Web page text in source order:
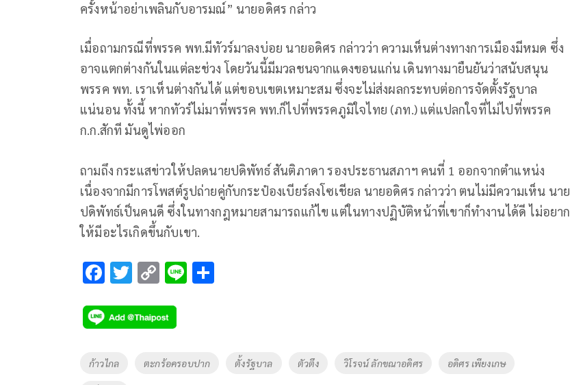
ครั้งหน้าอย่าเพลินกับอารมณ์” นายอดิศร กล่าว
เมื่อถามกรณีที่พรรค พท.มีทัวร์มาลงบ่อย นายอดิศร กล่าวว่า ความเห็นต่างทางการเมืองมีหมด ซึ่ง
อาจแตกต่างกันในแต่ละช่วง โดยวันนี้มีมวลชนจากแดงขอนแก่น เดินทางมายืนยันว่าสนับสนุน
พรรค พท. เราเห็นต่างกันได้ แต่ขอบเขตเหมาะสม ซึ่งจะไม่ส่งผลกระทบต่อการจัดตั้งรัฐบาล
แน่นอน ทั้งนี้ หากทัวร์ไม่มาที่พรรค พท.ก็ไปที่พรรคภูมิใจไทย (ภท.) แต่แปลกใจที่ไม่ไปที่พรรค
ก.ก.สักที มันดูไพ่ออก
ถามถึง กระแสข่าวให้ปลดนายปดิพัทธ์ สันติภาดา รองประธานสภาฯ คนที่ 1 ออกจากตำแหน่ง
เนื่องจากมีการโพสต์รูปถ่ายคู่กับกระป๋องเบียร์ลงโซเชียล นายอดิศร กล่าวว่า ตนไม่มีความเห็น นาย
ปดิพัทธ์เป็นคนดี ซึ่งในทางกฎหมายสามารถแก้ไข แต่ในทางปฏิบัติหน้าที่เขาก็ทำงานได้ดี ไม่อยาก
ให้มีอะไรเกิดขึ้นกับเขา.
F
e
b
o
T
tt
er
C
p
y
Li
Li
Tags
ก้าวไกล ตะกร้อครอบปาก ตั้งรัฐบาล ตัวตึง วิโรจน์ ลักขณาอดิศร อดิศร เพียงเกษ